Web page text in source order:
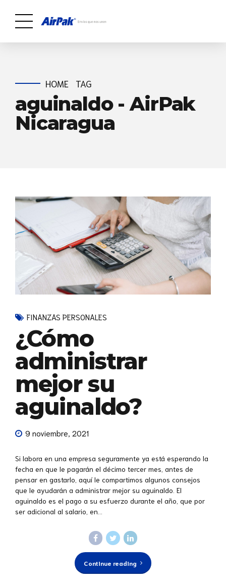
HOME TAG
aguinaldo - AirPak
Nicaragua
FINANZAS PERSONALES
¿Cómo
administrar
mejor su
aguinaldo?
9 noviembre, 2021
Si labora en una empresa seguramente ya está esperando la
fecha en que le pagarán el décimo tercer mes, antes de
pensar en gastarlo, aquí le compartimos algunos consejos
que le ayudarán a administrar mejor su aguinaldo. El
aguinaldo es el pago a su esfuerzo durante el año, que por
ser adicional al salario, en...
Continue reading